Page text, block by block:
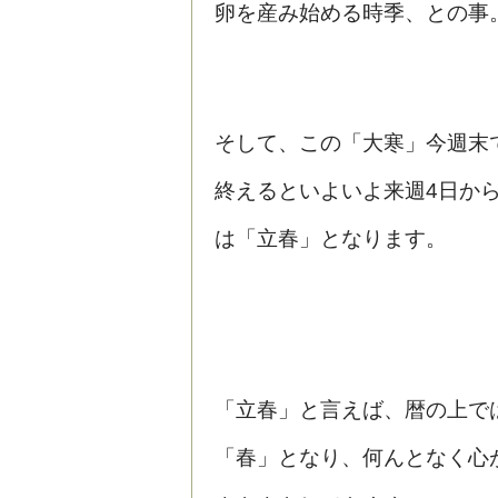
卵を産み始める時季、との事。
そして、この「大寒」今週末
終えるといよいよ来週4日から
は「立春」となります。
「立春」と言えば、暦の上で
「春」となり、何んとなく心